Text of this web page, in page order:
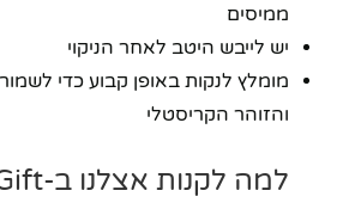
ממיסים
יש לייבש היטב לאחר הניקוי
מומלץ לנקות באופן קבוע כדי
והזוהר הקריסטלי
למה לקנות אצלנו ב-10Gift?